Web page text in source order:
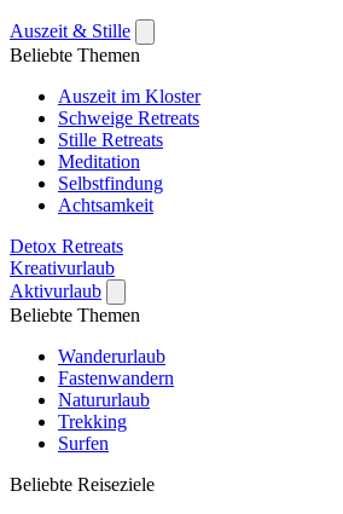
Auszeit & Stille
Beliebte Themen
Auszeit im Kloster
Schweige Retreats
Stille Retreats
Meditation
Selbstfindung
Achtsamkeit
Detox Retreats
Kreativurlaub
Aktivurlaub
Beliebte Themen
Wanderurlaub
Fastenwandern
Natururlaub
Trekking
Surfen
Beliebte Reiseziele